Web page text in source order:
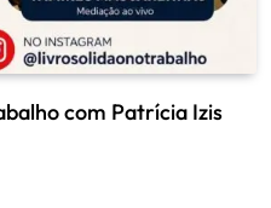
com Patrícia Izis